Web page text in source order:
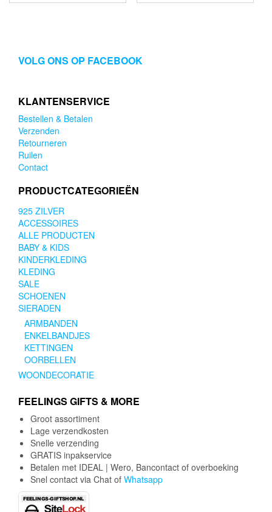
VOLG ONS OP FACEBOOK
KLANTENSERVICE
Bestellen & Betalen
Verzenden
Retourneren
Ruilen
Contact
PRODUCTCATEGORIEËN
925 ZILVER
ACCESSOIRES
ALLE PRODUCTEN
BABY & KIDS
KINDERKLEDING
KLEDING
SALE
SCHOENEN
SIERADEN
ARMBANDEN
ENKELBANDJES
KETTINGEN
OORBELLEN
WOONDECORATIE
FEELINGS GIFTS & MORE
Groot assortiment
Lage verzendkosten
Snelle verzending
GRATIS inpakservice
Betalen met IDEAL | Wero, Bancontact of overboeking
Snel contact via Chat of Whatsapp